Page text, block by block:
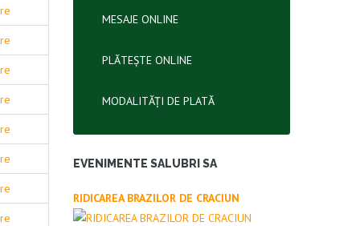
MESAJE ONLINE
PLĂTEȘTE ONLINE
MODALITĂȚI DE PLATĂ
EVENIMENTE SALUBRI SA
RIDICAREA BRAZILOR DE CRACIUN